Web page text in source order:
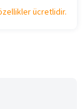
ücretlidir.